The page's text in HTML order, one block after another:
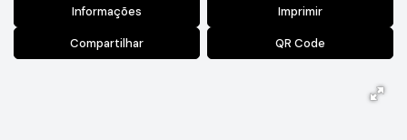
Informações Imprimir
Compartilhar QR Code